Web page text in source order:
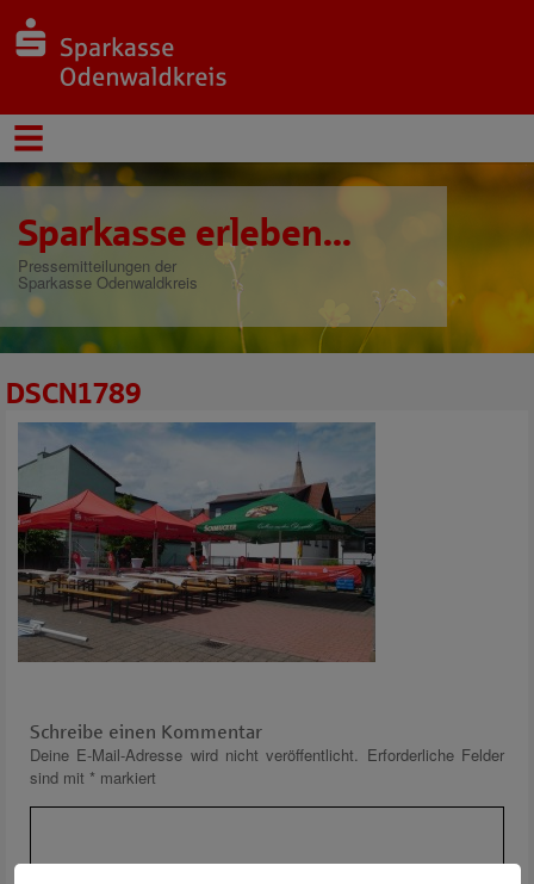
Sparkasse erleben...
Pressemitteilungen der
Sparkasse Odenwaldkreis
DSCN1789
Schreibe einen Kommentar
Deine E-Mail-Adresse wird nicht veröffentlicht. Erforderliche Felder
sind mit * markiert